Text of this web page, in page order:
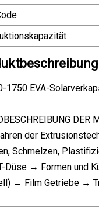
1750 EVA-
DER
der
Schmelzen,
Düse → Formen und
→ Film Getriebe →